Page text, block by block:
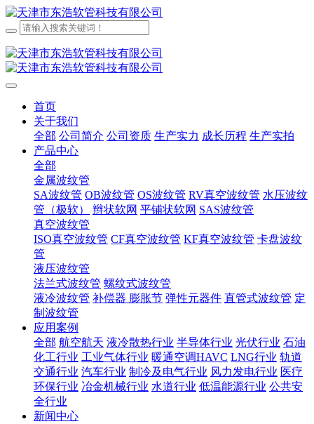
首页
关于我们
全部 公司简介 公司资质 生产实力 成长历程 生产实拍
产品中心
全部
金属波纹管
SA波纹管 OB波纹管 OS波纹管 RV真空波纹管 水压波纹
管（极软）
辫状软网 平铺状软网 SAS波纹管
真空波纹管
ISO真空波纹管 CF真空波纹管 KF真空波纹管 卡盘波纹
管
液压波纹管
法兰式波纹管 螺纹式波纹管
液冷波纹管 补偿器 膨胀节 弹性元器件 直管式波纹管 定
制波纹管
应用案例
全部 航空航天 液冷散热行业 半导体行业 光伏行业 石油
化工行业 工业气体行业 暖通空调HAVC LNG行业 轨道
交通行业 汽车行业 制冷及电气行业 风力发电行业 医疗
环保行业 冶金机械行业 水道行业 低温能源行业 公共安
全行业
新闻中心